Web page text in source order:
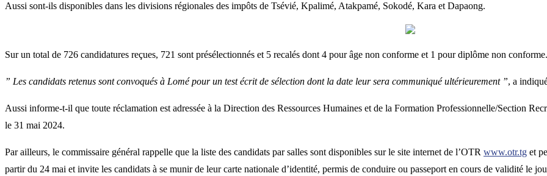
Aussi sont-ils disponibles dans les divisions régionales des impôts de Tsévié, Kpalimé, Atakpamé, Sokodé, Kara et Dapaong.
Sur un total de 726 candidatures reçues, 721 sont présélectionnés et 5 recalés dont 4 pour âge non conforme et 1 pour diplôme non conforme.
” Les candidats retenus sont convoqués à Lomé pour un test écrit de sélection dont la date leur sera communiqué ultérieurement ”, a
Aussi informe-t-il que toute réclamation est adressée à la Direction des Ressources Humaines et de la Formation Professionnelle/Section
le 31 mai 2024.
Par ailleurs, le commissaire général rappelle que la liste des candidats par salles sont disponibles sur le site internet de l’OTR www.otr.tg et
partir du 24 mai et invite les candidats à se munir de leur carte nationale d’identité, permis de conduire ou passeport en cours de validité le